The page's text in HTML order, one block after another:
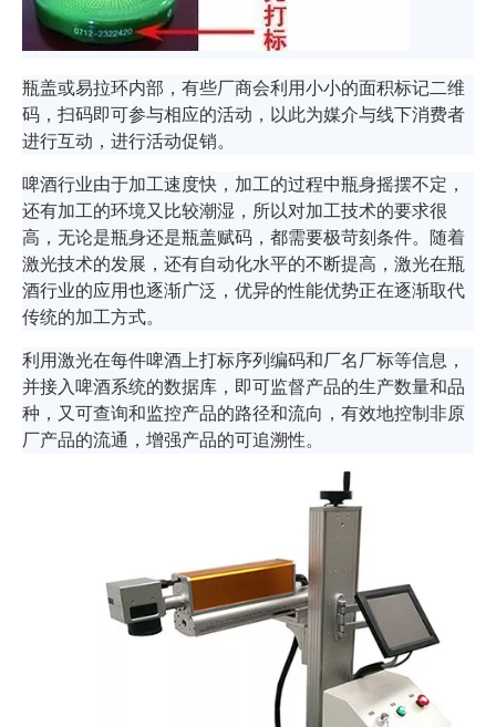
瓶盖或易拉环内部，有些厂商会利用小小的面积标记二维
码，扫码即可参与相应的活动，以此为媒介与线下消费者
进行互动，进行活动促销。
啤酒行业由于加工速度快，加工的过程中瓶身摇摆不定，
还有加工的环境又比较潮湿，所以对加工技术的要求很
高，无论是瓶身还是瓶盖赋码，都需要极苛刻条件。随着
激光技术的发展，还有自动化水平的不断提高，激光在瓶
酒行业的应用也逐渐广泛，优异的性能优势正在逐渐取代
传统的加工方式。
利用激光在每件啤酒上打标序列编码和厂名厂标等信息，
并接入啤酒系统的数据库，即可监督产品的生产数量和品
种，又可查询和监控产品的路径和流向，有效地控制非原
厂产品的流通，增强产品的可追溯性。